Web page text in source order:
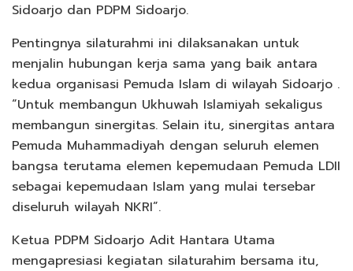
Sidoarjo dan PDPM Sidoarjo.
Pentingnya silaturahmi ini dilaksanakan untuk
menjalin hubungan kerja sama yang baik antara
kedua organisasi Pemuda Islam di wilayah Sidoarjo .
“Untuk membangun Ukhuwah Islamiyah sekaligus
membangun sinergitas. Selain itu, sinergitas antara
Pemuda Muhammadiyah dengan seluruh elemen
bangsa terutama elemen kepemudaan Pemuda LDII
sebagai kepemudaan Islam yang mulai tersebar
diseluruh wilayah NKRI”.
Ketua PDPM Sidoarjo Adit Hantara Utama
mengapresiasi kegiatan silaturahim bersama itu,